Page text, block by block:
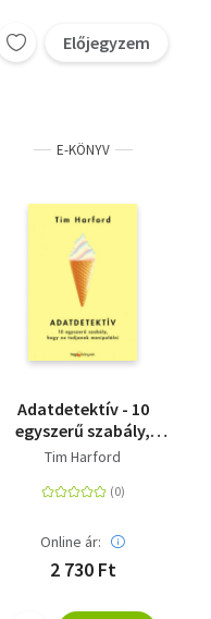
Előjegyzem
E-KÖNYV
Adatdetektív - 10
egyszerű szabály,
hogy ne tudjanak
Tim Harford
Online ár:
2 730 Ft